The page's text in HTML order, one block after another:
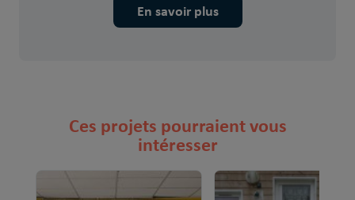
En savoir plus
Ces projets pourraient vous
intéresser